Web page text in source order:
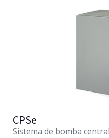
CPSe
Sistema de bomba central